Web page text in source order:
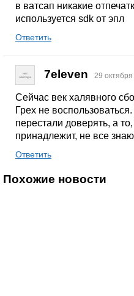
в ватсап никакие
используется sdk от эпл
Ответить
7eleven 29
Сейчас век халявного
Грех не
перестали доверять, а
принадлежит, не все
Ответить
Похожие новости